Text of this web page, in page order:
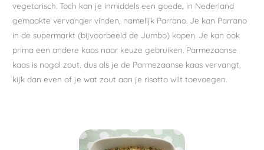
vegetarisch. Toch kan je inmiddels een goede, in Nederland
gemaakte vervanger vinden, namelijk Parrano. Je kan Parrano
in de supermarkt (bijvoorbeeld de Jumbo) kopen. Je kan ook
prima een andere kaas naar keuze gebruiken. Parmezaanse
kaas is nogal zout, dus als je de Parmezaanse kaas vervangt,
kijk dan even of je wat zout aan je risotto wilt toevoegen.